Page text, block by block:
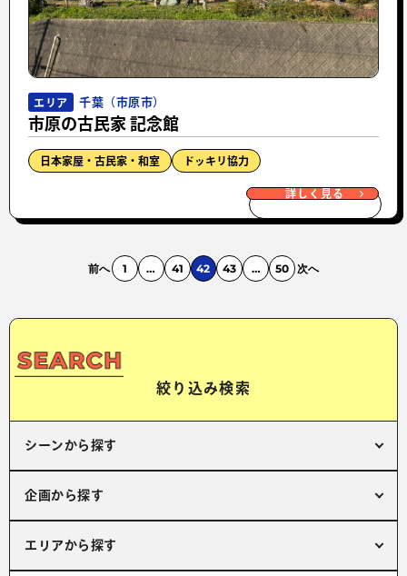
エリア 千葉（市原市）
市原の古民家 記念館
日本家屋・古民家・和室 ドッキリ協力
詳しく見る
前へ 1 … 41 42 43 … 50 次へ
絞り込み検索
シーンから探す
企画から探す
エリアから探す